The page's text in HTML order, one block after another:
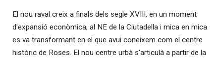
El nou raval creix a finals dels segle XVIII, en un moment
d'expansió econòmica, al NE de la Ciutadella i mica en mica
es va transformant en el que avui coneixem com el centre
històric de Roses. El nou centre urbà s'articulà a partir de la